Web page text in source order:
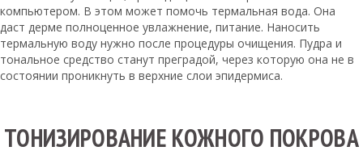
компьютером. В этом может помочь термальная вода. Она
даст дерме полноценное увлажнение, питание. Наносить
термальную воду нужно после процедуры очищения. Пудра и
тональное средство станут преградой, через которую она не в
состоянии проникнуть в верхние слои эпидермиса.
ТОНИЗИРОВАНИЕ КОЖНОГО ПОКРОВА